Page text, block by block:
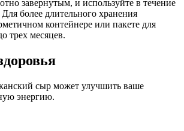
завернутым, и используйте в течение
более длительного хранения
контейнере или пакете для
трех месяцев.
сыр может улучшить ваше
энергию.